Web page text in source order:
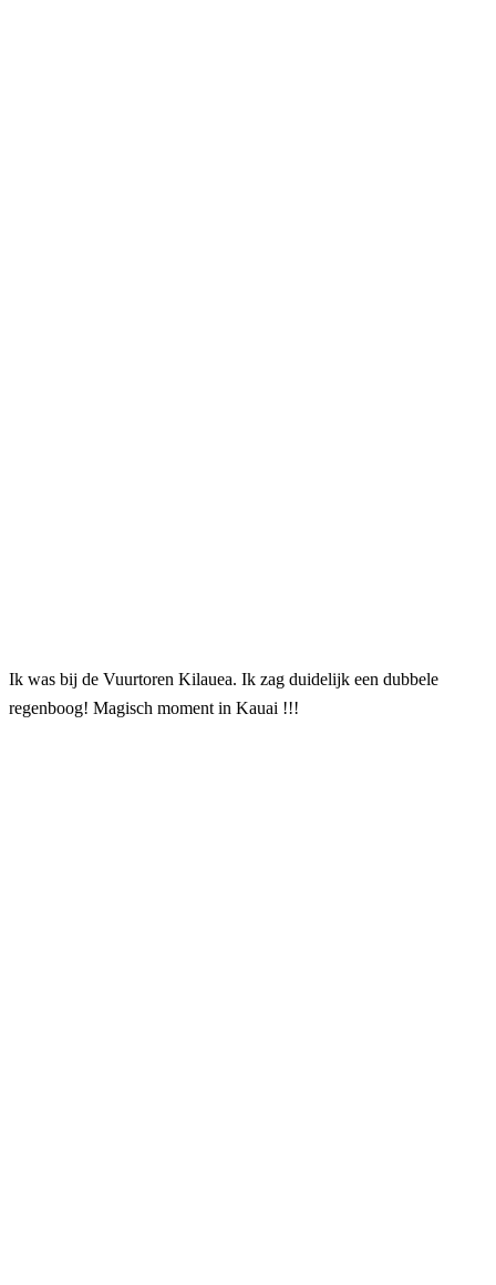
Ik was bij de Vuurtoren Kilauea. Ik zag duidelijk een dubbele
regenboog! Magisch moment in Kauai !!!